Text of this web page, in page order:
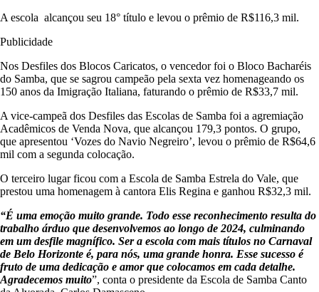
A escola alcançou seu 18° título e levou o prêmio de R$116,3 mil.
Publicidade
Nos Desfiles dos Blocos Caricatos, o vencedor foi o Bloco Bacharéis
do Samba, que se sagrou campeão pela sexta vez homenageando os
150 anos da Imigração Italiana, faturando o prêmio de R$33,7 mil.
A vice-campeã dos Desfiles das Escolas de Samba foi a agremiação
Acadêmicos de Venda Nova, que alcançou 179,3 pontos. O grupo,
que apresentou ‘Vozes do Navio Negreiro’, levou o prêmio de R$64,6
mil com a segunda colocação.
O terceiro lugar ficou com a Escola de Samba Estrela do Vale, que
prestou uma homenagem à cantora Elis Regina e ganhou R$32,3 mil.
“É uma emoção muito grande. Todo esse reconhecimento resulta do
trabalho árduo que desenvolvemos ao longo de 2024, culminando
em um desfile magnífico. Ser a escola com mais títulos no Carnaval
de Belo Horizonte é, para nós, uma grande honra. Esse sucesso é
fruto de uma dedicação e amor que colocamos em cada detalhe.
Agradecemos muito”, conta o presidente da Escola de Samba Canto